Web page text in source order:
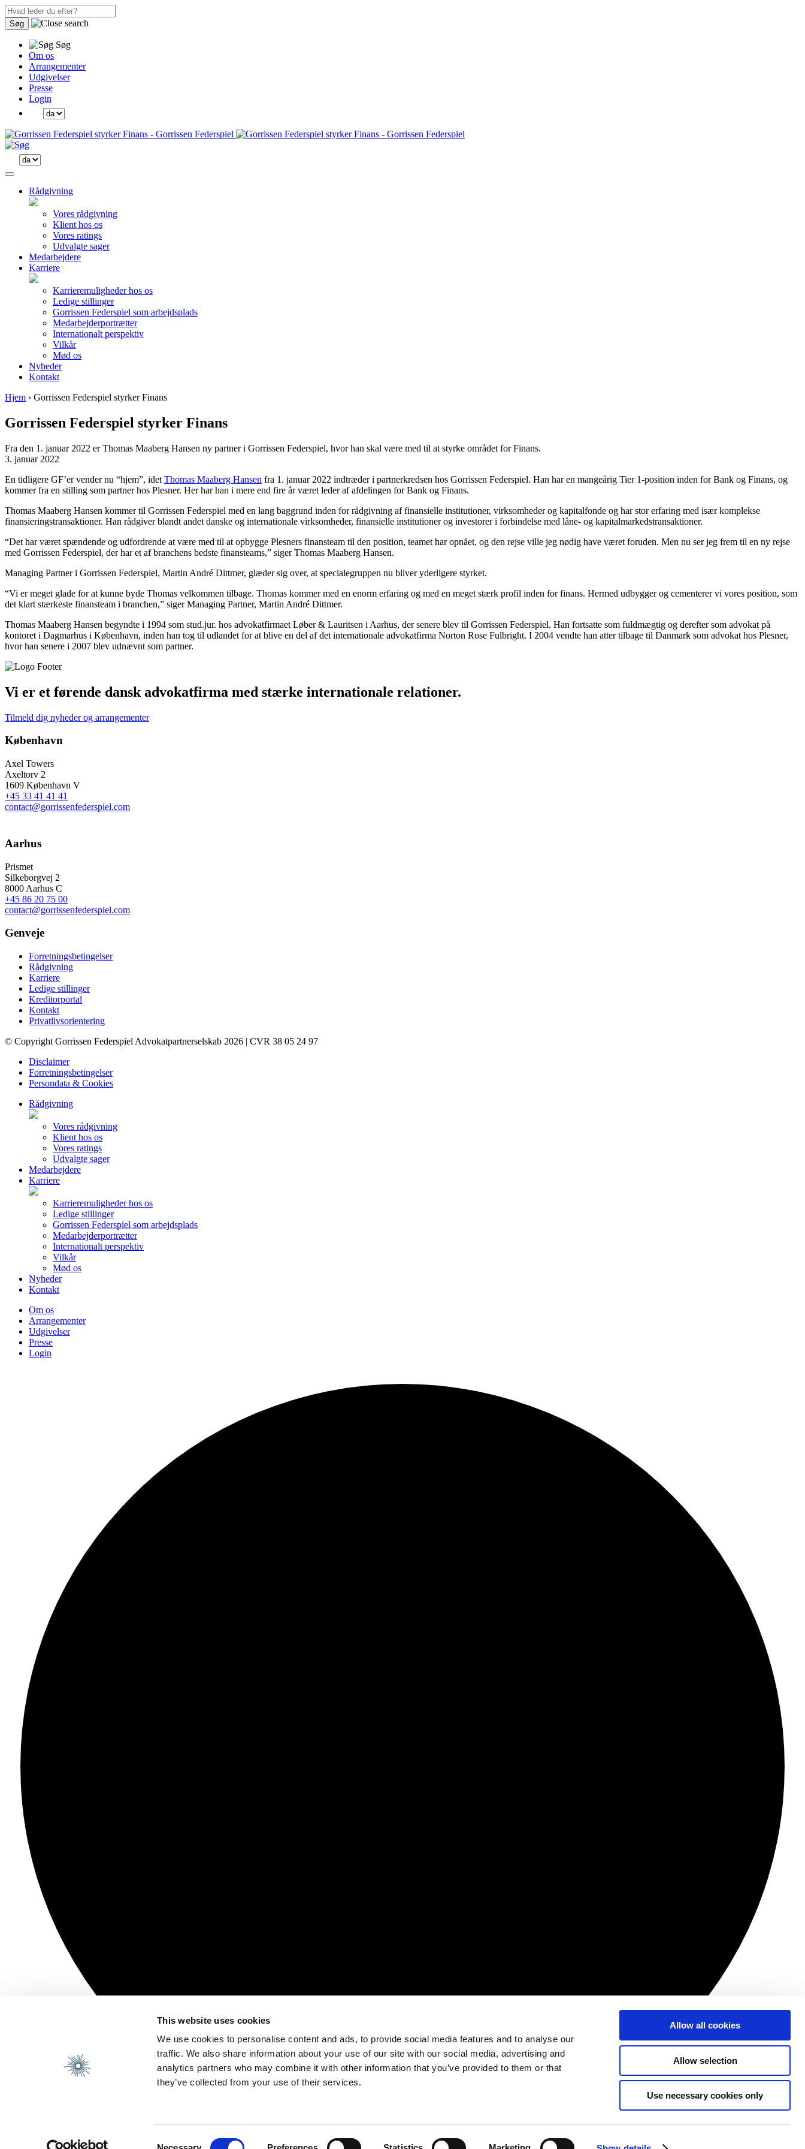
This website uses cookies
We use cookies to personalise content and ads, to provide social media features and to analyse our
traffic. We also share information about your use of our site with our social media, advertising and
analytics partners who may combine it with other information that you’ve provided to them or that
they’ve collected from your use of their services.
Allow all cookies
Allow selection
Use necessary cookies only
Søg
Søg
Om os
Arrangementer
Udgivelser
Presse
Login
Rådgivning
Vores rådgivning
Klient hos os
Vores ratings
Udvalgte sager
Medarbejdere
Karriere
Karrieremuligheder hos os
Ledige stillinger
Gorrissen Federspiel som arbejdsplads
Medarbejderportrætter
Internationalt perspektiv
Vilkår
Mød os
Nyheder
Kontakt
Hjem › Gorrissen Federspiel styrker Finans
Gorrissen Federspiel styrker Finans
Fra den 1. januar 2022 er Thomas Maaberg Hansen ny partner i Gorrissen Federspiel, hvor han skal være med til at styrke området for Finans.
3. januar 2022
En tidligere GF’er vender nu “hjem”, idet Thomas Maaberg Hansen fra 1. januar 2022 indtræder i partnerkredsen hos Gorrissen Federspiel. Han har en mangeårig Tier 1-position inden for Bank og Finans, og
kommer fra en stilling som partner hos Plesner. Her har han i mere end fire år været leder af afdelingen for Bank og Finans.
Thomas Maaberg Hansen kommer til Gorrissen Federspiel med en lang baggrund inden for rådgivning af finansielle institutioner, virksomheder og kapitalfonde og har stor erfaring med især komplekse
finansieringstransaktioner. Han rådgiver blandt andet danske og internationale virksomheder, finansielle institutioner og investorer i forbindelse med låne- og kapitalmarkedstransaktioner.
“Det har været spændende og udfordrende at være med til at opbygge Plesners finansteam til den position, teamet har opnået, og den rejse ville jeg nødig have været foruden. Men nu ser jeg frem til en ny rejse
med Gorrissen Federspiel, der har et af branchens bedste finansteams,” siger Thomas Maaberg Hansen.
Managing Partner i Gorrissen Federspiel, Martin André Dittmer, glæder sig over, at specialegruppen nu bliver yderligere styrket.
“Vi er meget glade for at kunne byde Thomas velkommen tilbage. Thomas kommer med en enorm erfaring og med en meget stærk profil inden for finans. Hermed udbygger og cementerer vi vores position, som
det klart stærkeste finansteam i branchen,” siger Managing Partner, Martin André Dittmer.
Thomas Maaberg Hansen begyndte i 1994 som stud.jur. hos advokatfirmaet Løber & Lauritsen i Aarhus, der senere blev til Gorrissen Federspiel. Han fortsatte som fuldmægtig og derefter som advokat på
kontoret i Dagmarhus i København, inden han tog til udlandet for at blive en del af det internationale advokatfirma Norton Rose Fulbright. I 2004 vendte han atter tilbage til Danmark som advokat hos Plesner,
hvor han senere i 2007 blev udnævnt som partner.
Vi er et førende dansk advokatfirma med stærke internationale relationer.
Tilmeld dig nyheder og arrangementer
København
Axel Towers
Axeltorv 2
1609 København V
+45 33 41 41 41
contact@gorrissenfederspiel.com
Aarhus
Prismet
Silkeborgvej 2
8000 Aarhus C
+45 86 20 75 00
contact@gorrissenfederspiel.com
Genveje
Forretningsbetingelser
Rådgivning
Karriere
Ledige stillinger
Kreditorportal
Kontakt
Privatlivsorientering
© Copyright Gorrissen Federspiel Advokatpartnerselskab 2026 | CVR 38 05 24 97
Disclaimer
Forretningsbetingelser
Persondata & Cookies
Rådgivning
Vores rådgivning
Klient hos os
Vores ratings
Udvalgte sager
Medarbejdere
Karriere
Karrieremuligheder hos os
Ledige stillinger
Gorrissen Federspiel som arbejdsplads
Medarbejderportrætter
Internationalt perspektiv
Vilkår
Mød os
Nyheder
Kontakt
Om os
Arrangementer
Udgivelser
Presse
Login